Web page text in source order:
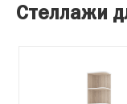
Стеллажи